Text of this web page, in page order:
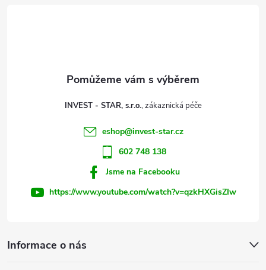
ý
Informace o nás
INVEST - STAR, s.r.o.
eshop@invest-star.cz
602 748 138
Jsme na Facebooku
https://www.youtube.com/watch?v=qzkHXGisZIw